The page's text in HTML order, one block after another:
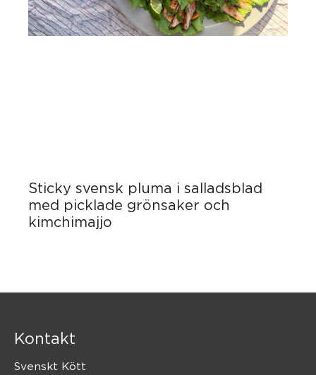
Sticky svensk pluma i salladsblad
med picklade grönsaker och
kimchimajjo
Kontakt
Svenskt Kött